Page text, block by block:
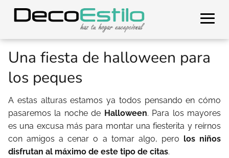
Una fiesta de halloween para
los peques
A estas alturas estamos ya todos pensando en cómo
pasaremos la noche de Halloween. Para los mayores
es una excusa más para montar una fiesterita y reírnos
con amigos a cenar o a tomar algo, pero los niños
disfrutan al máximo de este tipo de citas.